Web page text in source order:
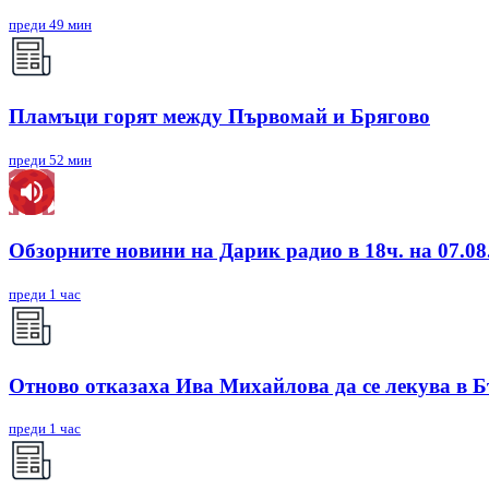
преди 49 мин
Пламъци горят между Първомай и Брягово
преди 52 мин
Обзорните новини на Дарик радио в 18ч. на
преди 1 час
Отново отказаха Ива Михайлова да се лекува в
преди 1 час